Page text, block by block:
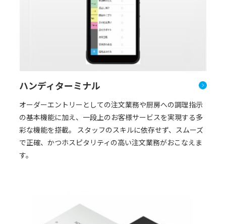
ハンディターミナル
オーダーエントリーとしての注文業務や厨房への調理指示
の基本機能に加え、一段上のお客様サービスを実現する多
彩な機能を搭載。 スタッフのスキルに依存せず、スムーズ
で正確、かつホスピタリティの高い注文業務がおこなえま
す。